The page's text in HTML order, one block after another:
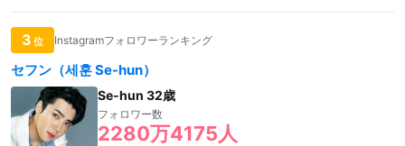
3 位 Instagramフォロワーランキング
セフン（세훈 Se-hun）
Se-hun 32歳
フォロワー数
2280万4175人